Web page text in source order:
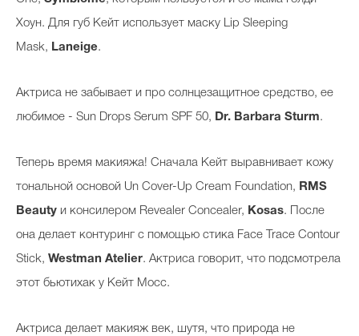
Хоун. Для губ Кейт использует маску Lip Sleeping
Mask, Laneige.
Актриса не забывает и про солнцезащитное средство, ее
любимое - Sun Drops Serum SPF 50, Dr. Barbara Sturm.
Теперь время макияжа! Сначала Кейт выравнивает кожу
тональной основой Un Cover-Up Cream Foundation, RMS
Beauty и консилером Revealer Concealer, Kosas. После
она делает контуринг с помощью стика Face Trace Contour
Stick, Westman Atelier. Актриса говорит, что подсмотрела
этот бьютихак у Кейт Мосс.
Актриса делает макияж век, шутя, что природа не